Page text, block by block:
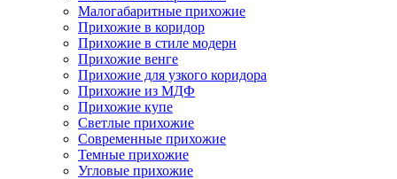
Малогабаритные прихожие
Прихожие в коридор
Прихожие в стиле модерн
Прихожие венге
Прихожие для узкого коридора
Прихожие из МДФ
Прихожие купе
Светлые прихожие
Современные прихожие
Темные прихожие
Угловые прихожие